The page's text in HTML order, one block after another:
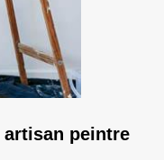
artisan peintre